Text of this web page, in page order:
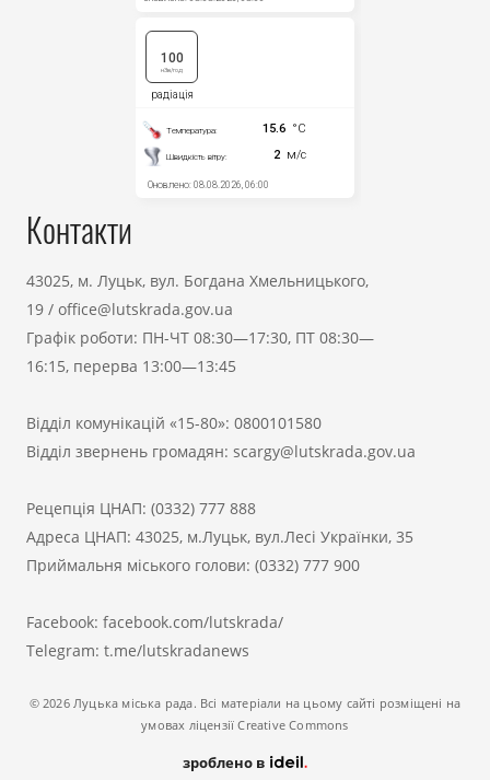
Контакти
43025, м. Луцьк, вул. Богдана Хмельницького,
19 / office@lutskrada.gov.ua
Графік роботи: ПН-ЧТ 08:30—17:30, ПТ 08:30—
16:15, перерва 13:00—13:45
Відділ комунікацій «15-80»: 0800101580
Відділ звернень громадян: scargy@lutskrada.gov.ua
Рецепція ЦНАП: (0332) 777 888
Адреса ЦНАП: 43025, м.Луцьк, вул.Лесі Українки, 35
Приймальня міського голови: (0332) 777 900
Facebook: facebook.com/lutskrada/
Telegram: t.me/lutskradanews
© 2026 Луцька міська рада. Всі матеріали на цьому сайті розміщені на
умовах ліцензії Creative Commons
зроблено в